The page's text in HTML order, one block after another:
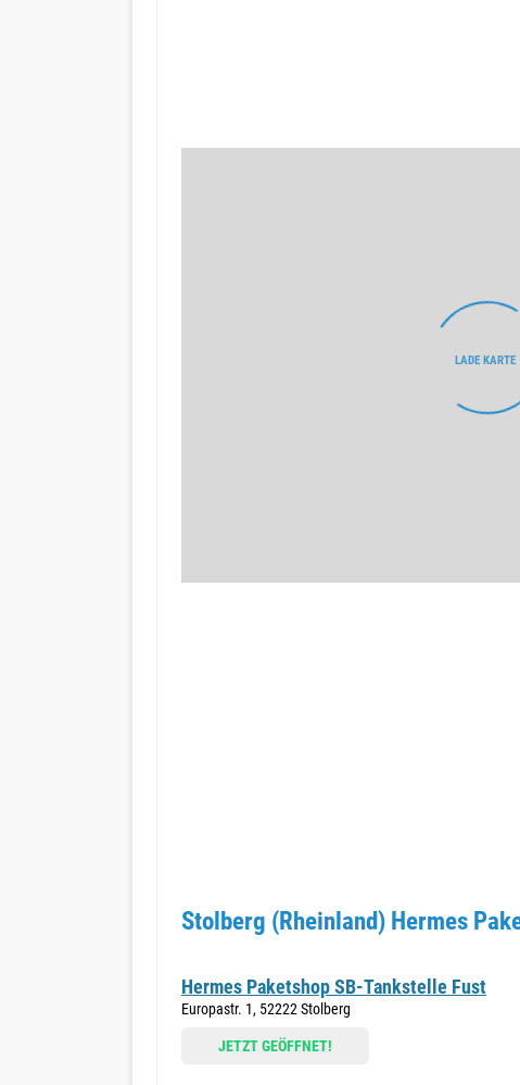
Stolberg (Rheinland) Hermes
Hermes Paketshop SB-Tankstelle Fust
Europastr. 1, 52222 Stolberg
JETZT GEÖFFNET!